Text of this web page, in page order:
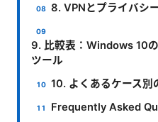
8. VPNとプライバシ
9. 比較表：Windows 10
ツール
10. よくあるケース別
Frequently Asked